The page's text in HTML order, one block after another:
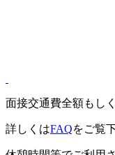
面接交通費全額もし
詳しくはFAQをご覧